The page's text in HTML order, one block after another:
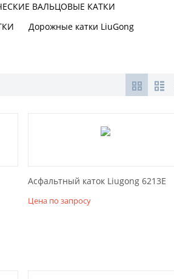
ВАЛЬЦОВЫЕ КАТКИ
Дорожные катки LiuGong
Асфальтный каток Liugong 6213E
Цена по запросу